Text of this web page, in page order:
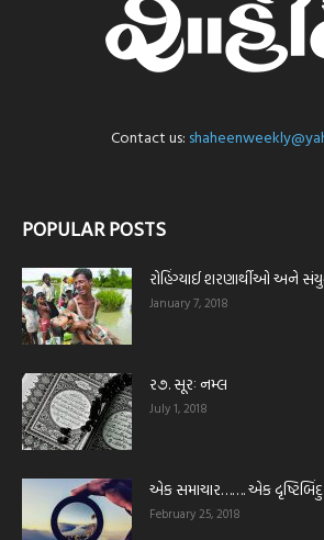
Contact us:
POPULAR POSTS
રોહિંગ્યાઈ શરણાર્થીઓ અને
January 7, 2018
ર૭. સૂરઃ નમ્લ
July 1, 2018
એક સમાચાર……. એક દૃષ્ટિબિંદુ
February 25, 2018